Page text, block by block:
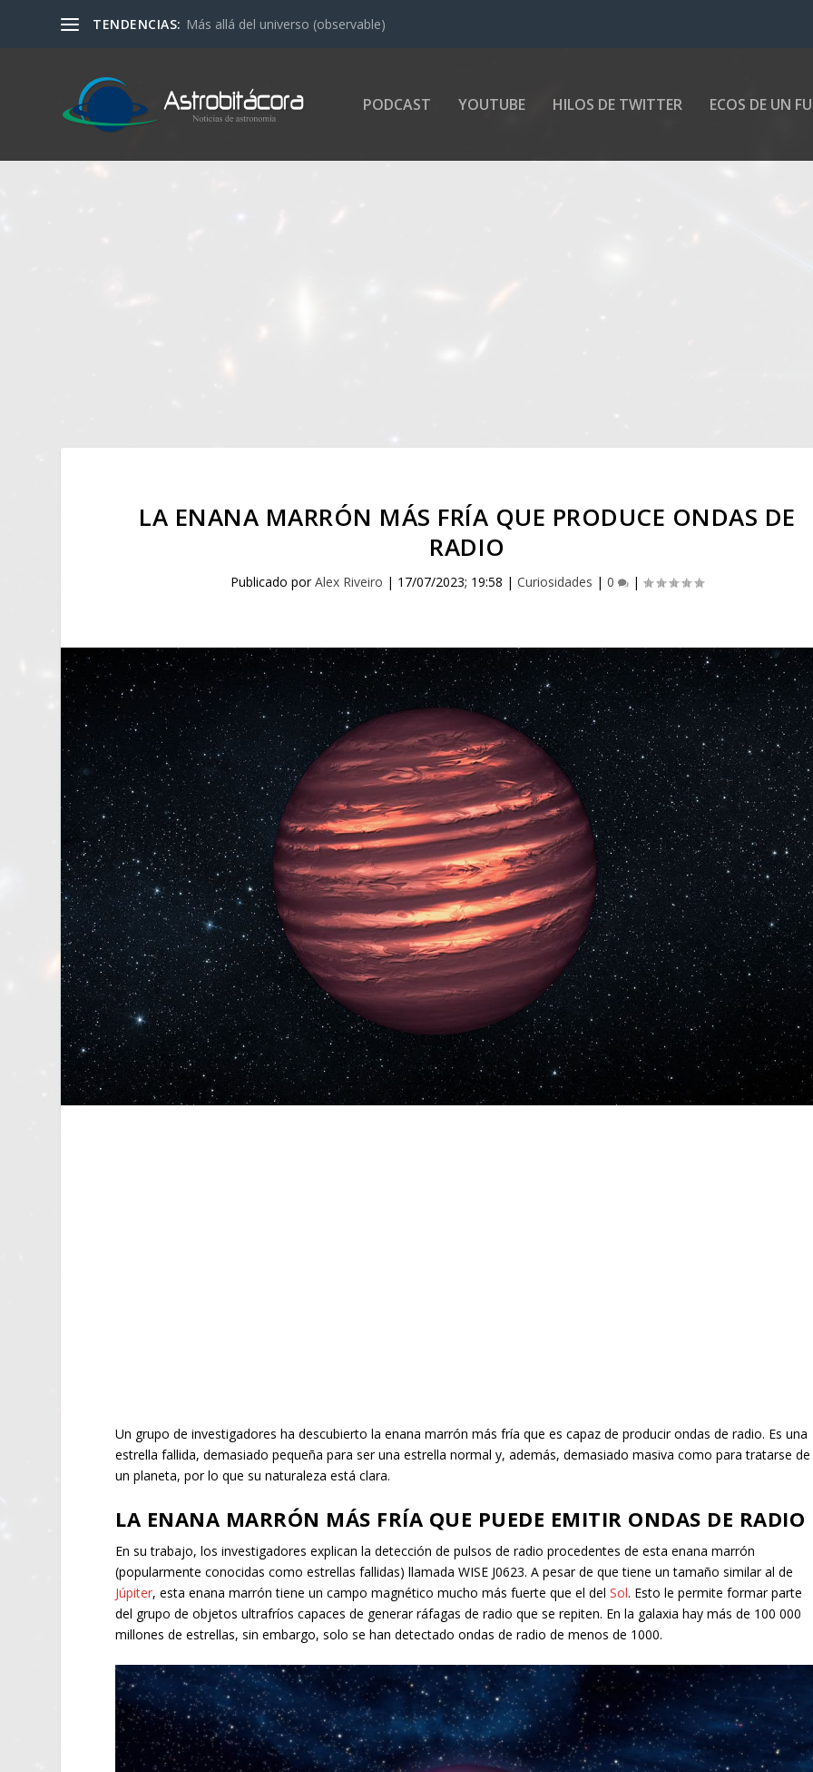
TENDENCIAS: Más allá del universo (observable)
PODCAST YOUTUBE HILOS DE TWITTER ECOS DE UN
LA ENANA MARRÓN MÁS FRÍA QUE PRODUCE ONDAS DE
RADIO
Publicado porAlex Riveiro | 17/07/2023; 19:58 |Curiosidades |0 |
Un grupo de investigadores ha descubierto la enana marrón más fría que es capaz de producir ondas de radio. Es una
estrella fallida, demasiado pequeña para ser una estrella normal y, además, demasiado masiva como para tratarse de
un planeta, por lo que su naturaleza está clara.
LA ENANA MARRÓN MÁS FRÍA QUE PUEDE EMITIR ONDAS DE RADIO
En su trabajo, los investigadores explican la detección de pulsos de radio procedentes de esta enana marrón
(popularmente conocidas como estrellas fallidas) llamada WISE J0623. A pesar de que tiene un tamaño similar al de
Júpiter, esta enana marrón tiene un campo magnético mucho más fuerte que el delSol. Esto le permite formar parte
del grupo de objetos ultrafríos capaces de generar ráfagas de radio que se repiten. En la galaxia hay más de 100 000
millones de estrellas, sin embargo, solo se han detectado ondas de radio de menos de 1000.